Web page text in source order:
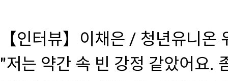
【인터뷰】이채은 / 청년유니온
"저는 약간 속 빈 강정 같았어요.